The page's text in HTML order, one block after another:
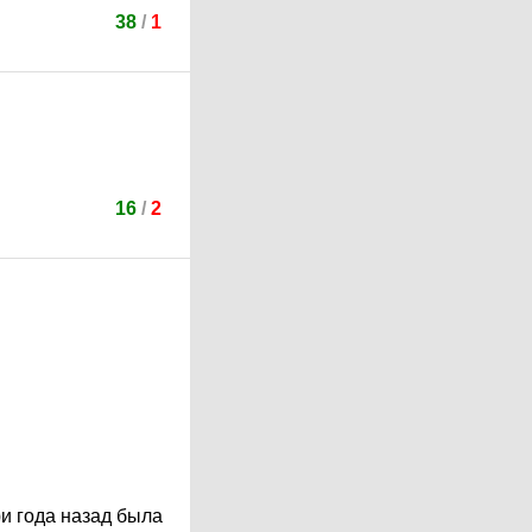
38 / 1
16 / 2
года назад была